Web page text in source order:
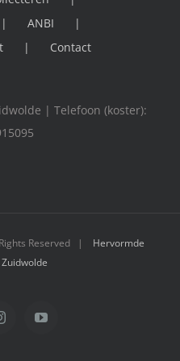
ANBI
Contact
| Telefoon (koster):
Reserved | Hervormde
YouTube